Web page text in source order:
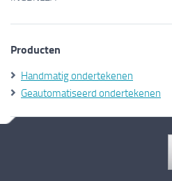
Producten
Handmatig ondertekenen
Geautomatiseerd ondertekenen